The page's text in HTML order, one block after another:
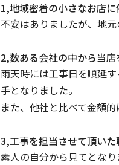
1,地域密着の小さなお店
不安はありましたが、地
2,数ある会社の中から当
雨天時には工事日を順延
手となりました。
また、他社と比べて金額的
3,工事を担当させて頂い
素人の自分から見てとな